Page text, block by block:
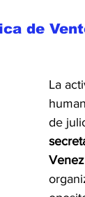
de
La
de